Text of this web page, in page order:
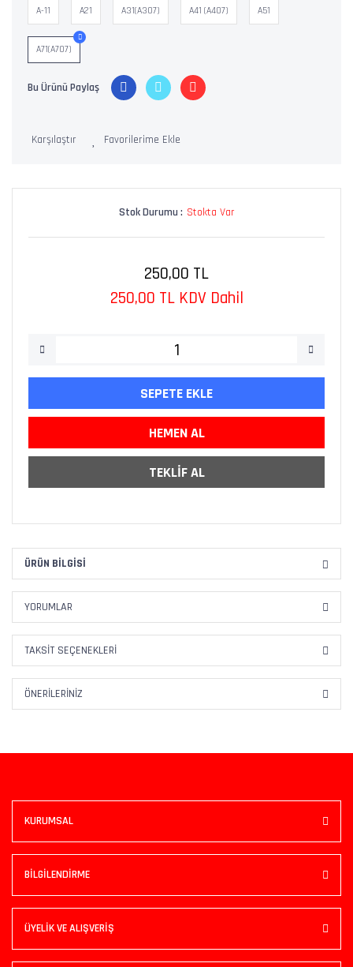
A-11 A21 A31(A307) A41 (A407) A51
A71(A707)
Bu Ürünü Paylaş
Karşılaştır
Stok Durumu : Stokta Var
250,00 TL
250,00 TL KDV Dahil
SEPETE EKLE
HEMEN AL
TEKLİF AL
ÜRÜN BILGISI
YORUMLAR
TAKSIT SEÇENEKLERI
ÖNERILERINIZ
KURUMSAL
BİLGİLENDİRME
ÜYELİK VE ALIŞVERİŞ